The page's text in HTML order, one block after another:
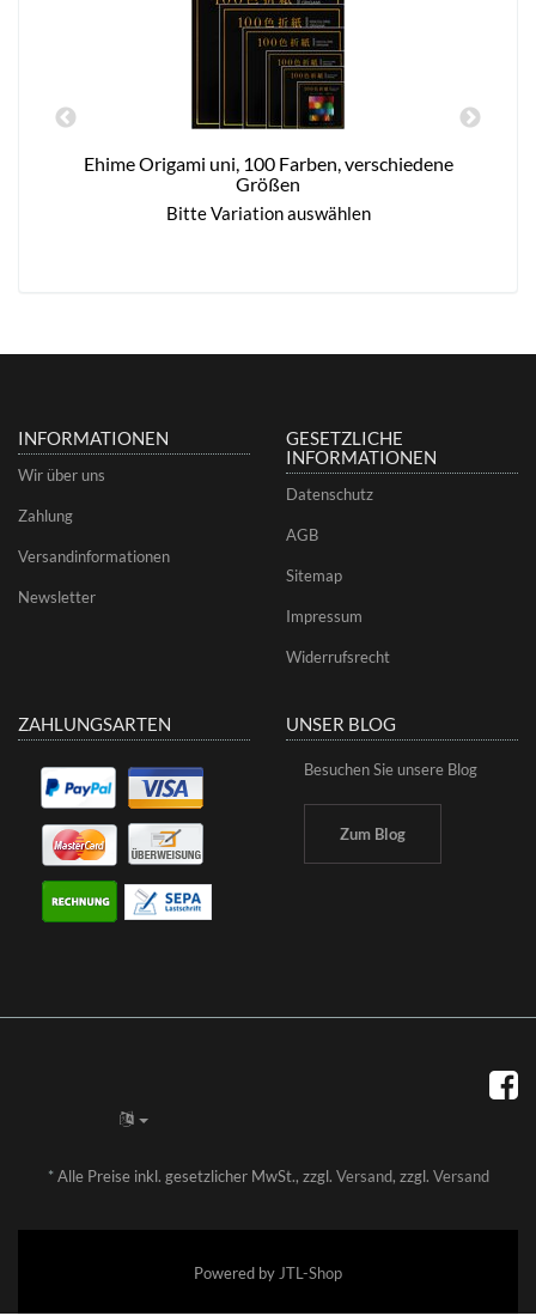
Ehime Origami uni, 100 Farben, verschiedene
Größen
Bitte Variation auswählen
INFORMATIONEN
Wir über uns
Zahlung
Versandinformationen
Newsletter
GESETZLICHE
INFORMATIONEN
Datenschutz
AGB
Sitemap
Impressum
Widerrufsrecht
ZAHLUNGSARTEN UNSER BLOG
Besuchen Sie unsere Blog
Zum Blog
*Alle Preise inkl. gesetzlicher MwSt., zzgl. Versand, zzgl. Versand
Powered by JTL-Shop